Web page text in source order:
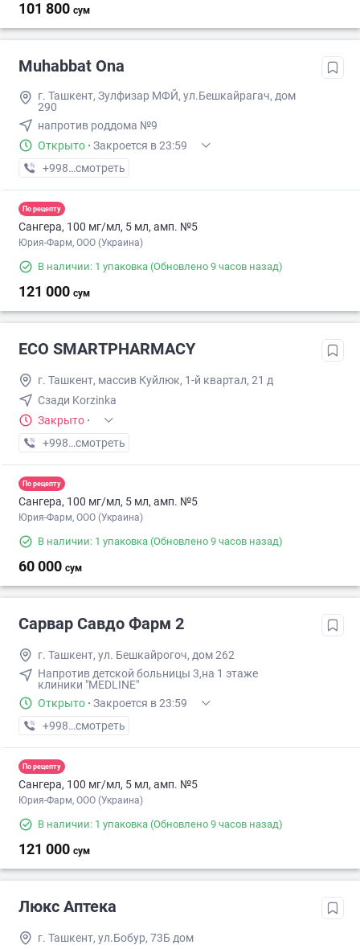
101 800 сум
Muhabbat Ona
г. Ташкент, Зулфизар МФЙ, ул.Бешкайрагач, дом
290
напротив роддома №9
Открыто · Закроется в 23:59
+998 (99) XXX-XX-XX
смотреть
По рецепту
Сангера, 100 мг/мл, 5 мл, амп. №5
Юрия-Фарм, ООО (Украина)
В наличии: 1 упаковка (Обновлено 9 часов назад)
121 000 сум
ECO SMARTPHARMACY
г. Ташкент, массив Куйлюк, 1-й квартал, 21 д
Сзади Korzinka
Закрыто ·
+998 (77) XXX-XX-XX
смотреть
По рецепту
Сангера, 100 мг/мл, 5 мл, амп. №5
Юрия-Фарм, ООО (Украина)
В наличии: 1 упаковка (Обновлено 9 часов назад)
60 000 сум
Сарвар Савдо Фарм 2
г. Ташкент, ул. Бешкайрогоч, дом 262
Напротив детской больницы 3,на 1 этаже
клиники "MEDLINE"
Открыто · Закроется в 23:59
+998 (95) XXX-XX-XX
смотреть
По рецепту
Сангера, 100 мг/мл, 5 мл, амп. №5
Юрия-Фарм, ООО (Украина)
В наличии: 1 упаковка (Обновлено 9 часов назад)
121 000 сум
Люкс Аптека
г. Ташкент, ул.Бобур, 73Б дом